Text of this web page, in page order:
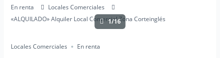
En renta
Locales Comerciales
«ALQUILADO» Alquiler Local Comercial Zona Corteinglés
1/16
Locales Comerciales En renta